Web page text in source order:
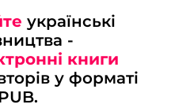
українські
-
книги
у форматі